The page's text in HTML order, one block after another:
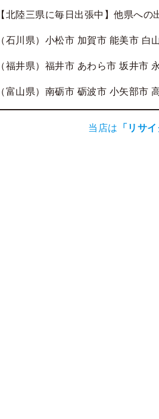
【北陸三県に毎日出張中】他県への
（石川県）小松市 加賀市 能美市
（福井県）福井市 あわら市 坂井市
（富山県）南砺市 砺波市 小矢部市
当店は 「 リサ